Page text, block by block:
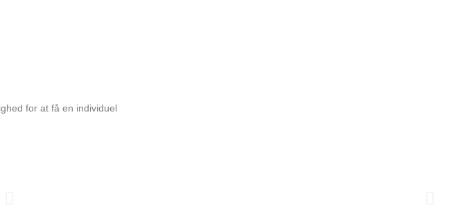
for at få en individuel